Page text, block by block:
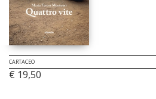
CARTACEO
€ 19,50